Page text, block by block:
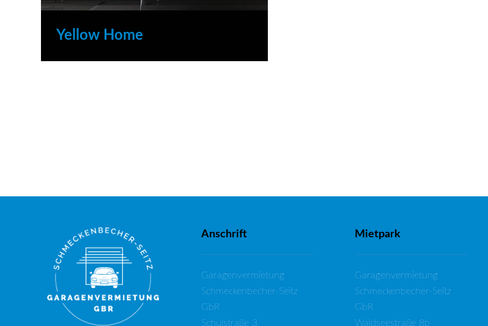
Yellow Home
Anschrift
Garagenvermietung
Schmeckenbecher-Seitz
GbR
Schulstraße 3
Mietpark
Garagenvermietung
Schmeckenbecher-Seitz
GbR
Waldseestraße 8b